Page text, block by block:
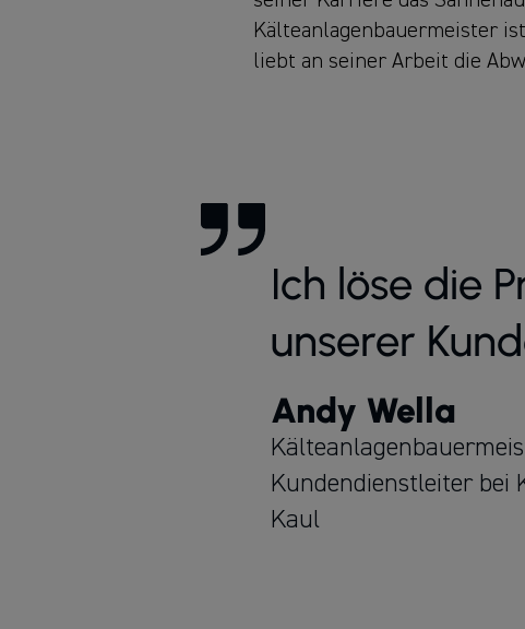
Kälteanlagenbauermeister
liebt an seiner Arbeit die
Ich löse die
unserer
Andy Wella
Kundendienstleiter bei
Kaul